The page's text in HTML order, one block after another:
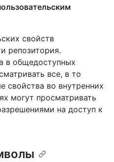
свойств
репозитория.
в общедоступных
все, в то
свойства во внутренних
могут просматривать
на доступ к